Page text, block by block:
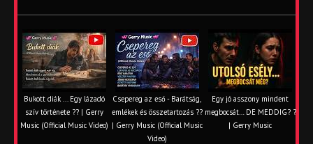
Bukott diák ... Egy lázadó
szív története ?? | Gerry
Music (Official Music Video)
Csepereg az eső - Barátság,
emlékek és összetartozás ?️?
| Gerry Music (Official Music
Video)
Egy jó asszony mindent
megbocsát… DE MEDDIG? ?
| Gerry Music